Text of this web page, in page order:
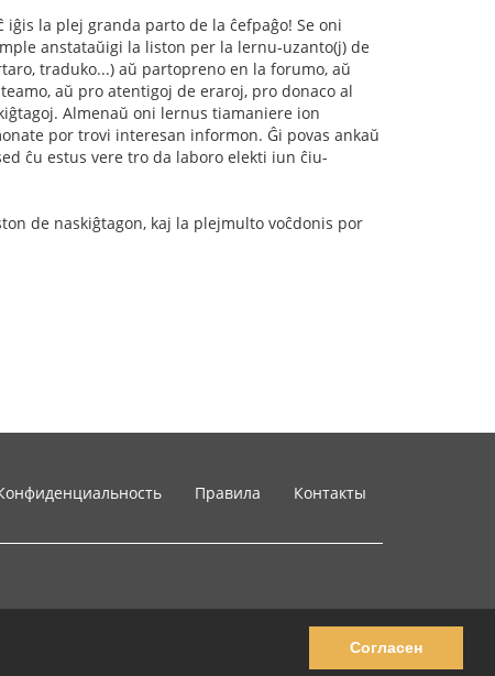
Согласен
la plej granda parto de la ĉefpaĝo! Se oni
anstataŭigi la liston per la lernu-uzanto(j) de
traduko...) aŭ partopreno en la forumo, aŭ
aŭ pro atentigoj de eraroj, pro donaco al
Almenaŭ oni lernus tiamaniere ion
por trovi interesan informon. Ĝi povas ankaŭ
ĉu estus vere tro da laboro elekti iun ĉiu-
de naskiĝtagon, kaj la plejmulto voĉdonis por
Правила Контакты